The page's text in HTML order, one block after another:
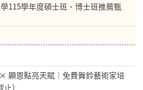
115學年度碩士班、博士班推薦甄
顯恩點亮天賦｜免費舞鈴藝術家培
）